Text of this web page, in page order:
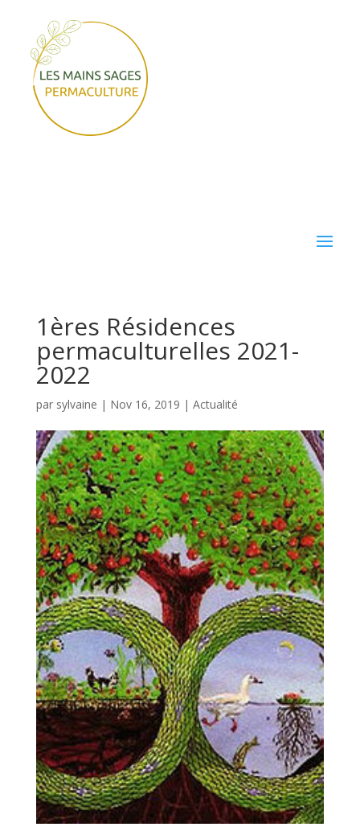
1ères Résidences
permaculturelles 2021-
2022
par sylvaine | Nov 16, 2019 | Actualité